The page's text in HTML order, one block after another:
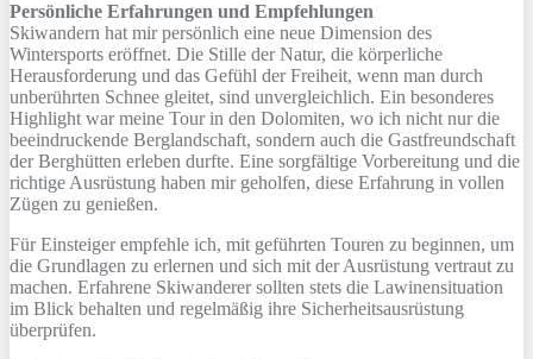
Persönliche Erfahrungen und Empfehlungen
Skiwandern hat mir persönlich eine neue Dimension des
Wintersports eröffnet. Die Stille der Natur, die körperliche
Herausforderung und das Gefühl der Freiheit, wenn man durch
unberührten Schnee gleitet, sind unvergleichlich. Ein besonderes
Highlight war meine Tour in den Dolomiten, wo ich nicht nur die
beeindruckende Berglandschaft, sondern auch die Gastfreundschaft
der Berghütten erleben durfte. Eine sorgfältige Vorbereitung und die
richtige Ausrüstung haben mir geholfen, diese Erfahrung in vollen
Zügen zu genießen.
Für Einsteiger empfehle ich, mit geführten Touren zu beginnen, um
die Grundlagen zu erlernen und sich mit der Ausrüstung vertraut zu
machen. Erfahrene Skiwanderer sollten stets die Lawinensituation
im Blick behalten und regelmäßig ihre Sicherheitsausrüstung
überprüfen.